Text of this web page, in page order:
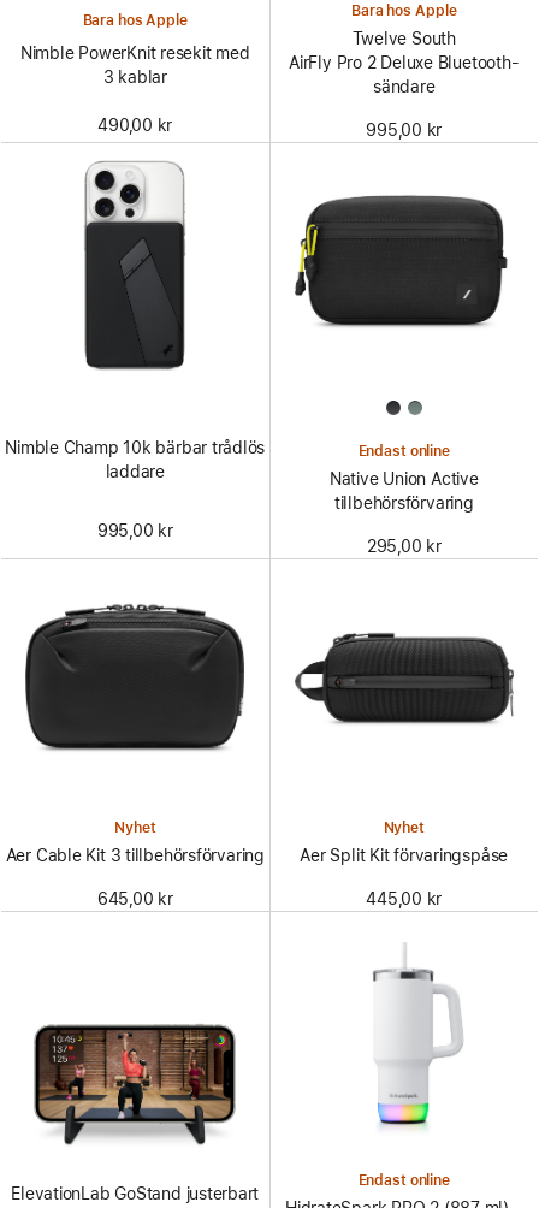
Bara hos Apple
Nimble PowerKnit resekit med
3 kablar
490,00 kr
Bara hos Apple
Twelve South
AirFly Pro 2 Deluxe Bluetooth-
sändare
995,00 kr
Nimble Champ 10k bärbar trådlös
laddare
995,00 kr
Endast online
Native Union Active
tillbehörsförvaring
295,00 kr
Nyhet
Aer Cable Kit 3 tillbehörsförvaring
645,00 kr
Nyhet
Aer Split Kit förvaringspåse
445,00 kr
ElevationLab GoStand justerbart
Endast online